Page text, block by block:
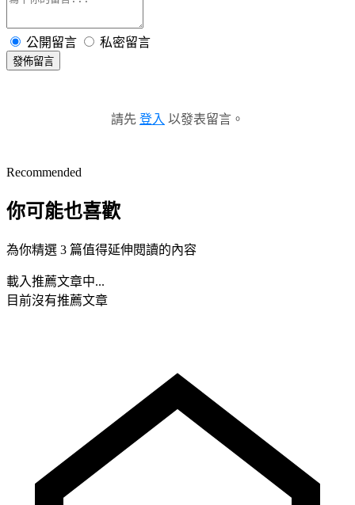
公開留言 私密留言
發佈留言
請先 登入 以發表留言。
Recommended
你可能也喜歡
為你精選 3 篇值得延伸閱讀的內容
載入推薦文章中...
目前沒有推薦文章